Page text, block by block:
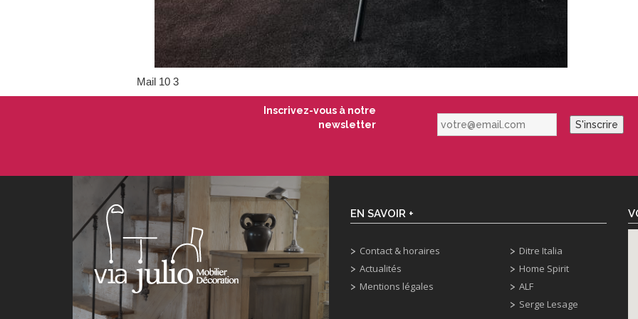
Mail 10 3
Inscrivez-vous à notre
newsletter
votre@email.com S'inscrire
EN SAVOIR +
Contact & horaires
Actualités
Mentions légales
Ditre Italia
Home Spirit
ALF
Serge Lesage